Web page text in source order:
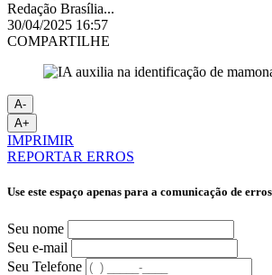
Redação Brasília...
30/04/2025 16:57
COMPARTILHE
A-
A+
IMPRIMIR
REPORTAR ERROS
Use este espaço apenas para a comunicação de
Seu nome
Seu e-mail
Seu Telefone